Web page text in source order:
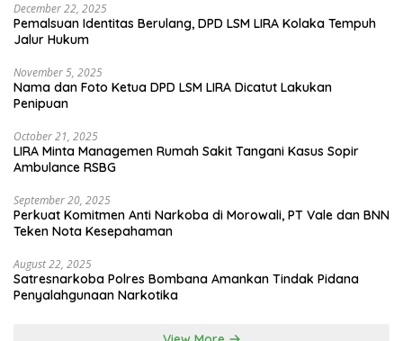
December 22, 2025
Pemalsuan Identitas Berulang, DPD LSM LIRA Kolaka Tempuh
Jalur Hukum
November 5, 2025
Nama dan Foto Ketua DPD LSM LIRA Dicatut Lakukan
Penipuan
October 21, 2025
LIRA Minta Managemen Rumah Sakit Tangani Kasus Sopir
Ambulance RSBG
September 20, 2025
Perkuat Komitmen Anti Narkoba di Morowali, PT Vale dan BNN
Teken Nota Kesepahaman
August 22, 2025
Satresnarkoba Polres Bombana Amankan Tindak Pidana
Penyalahgunaan Narkotika